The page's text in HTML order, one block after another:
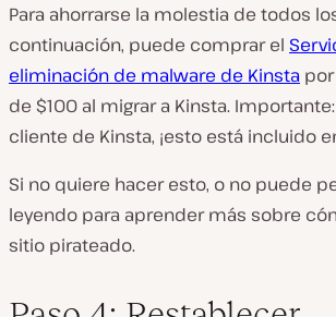
Para ahorrarse la molestia de todos
continuación, puede comprar el
eliminación de malware de Kinsta
de $100 al migrar a Kinsta.
cliente de Kinsta, ¡esto está incluido
Si no quiere hacer esto, o no puede
leyendo para aprender más sobre
sitio pirateado.